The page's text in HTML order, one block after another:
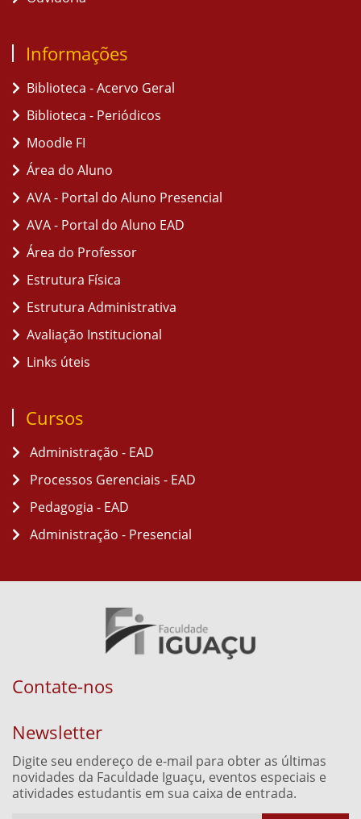
Informações
Biblioteca - Acervo Geral
Biblioteca - Periódicos
Moodle FI
Área do Aluno
AVA - Portal do Aluno Presencial
AVA - Portal do Aluno EAD
Área do Professor
Estrutura Física
Estrutura Administrativa
Avaliação Institucional
Links úteis
Cursos
Administração - EAD
Processos Gerenciais - EAD
Pedagogia - EAD
Administração - Presencial
Contate-nos
Newsletter
Digite seu endereço de e-mail para obter as últimas
novidades da Faculdade Iguaçu, eventos especiais e
atividades estudantis em sua caixa de entrada.